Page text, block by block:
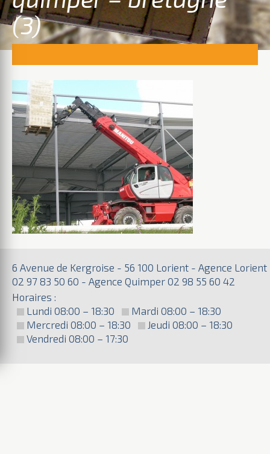
(3)
6 Avenue de Kergroise - 56 100 Lorient - Agence Lorient
02 97 83 50 60 - Agence Quimper 02 98 55 60 42
Horaires :
Lundi 08:00 – 18:30
Mardi 08:00 – 18:30
Mercredi 08:00 – 18:30
Jeudi 08:00 – 18:30
Vendredi 08:00 – 17:30